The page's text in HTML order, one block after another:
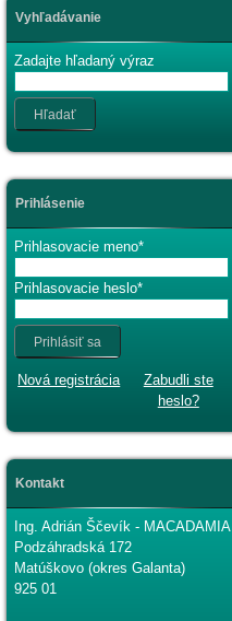
Vyhľadávanie
Zadajte hľadaný výraz
Hľadať
Prihlásenie
Prihlasovacie meno
Prihlasovacie heslo
Prihlásiť sa
Nová registrácia
Zabudli ste
heslo?
Kontakt
Ing. Adrián Ščevík - MACADAMIA
Podzáhradská 172
Matúškovo (okres Galanta)
925 01